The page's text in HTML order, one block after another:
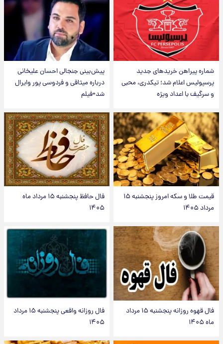
شماره پیراهن خریدهای جدید
پرسپولیس اعلام شد؛ تیکدری، محبی
و سرگیف با اعداد ویژه
پیش‌بینی جنجالی احسان علیخانی
درباره میثاقی و فردوسی پور وایرال
شد+فیلم
قیمت طلا و سکه امروز پنجشنبه ۱۵
مرداد ۱۴۰۵
فال حافظ پنجشنبه ۱۵ مرداد ماه
۱۴۰۵
فال قهوه روزانه پنجشنبه ۱۵ مرداد
ماه ۱۴۰۵
فال روزانه واقعی پنجشنبه ۱۵ مرداد
۱۴۰۵